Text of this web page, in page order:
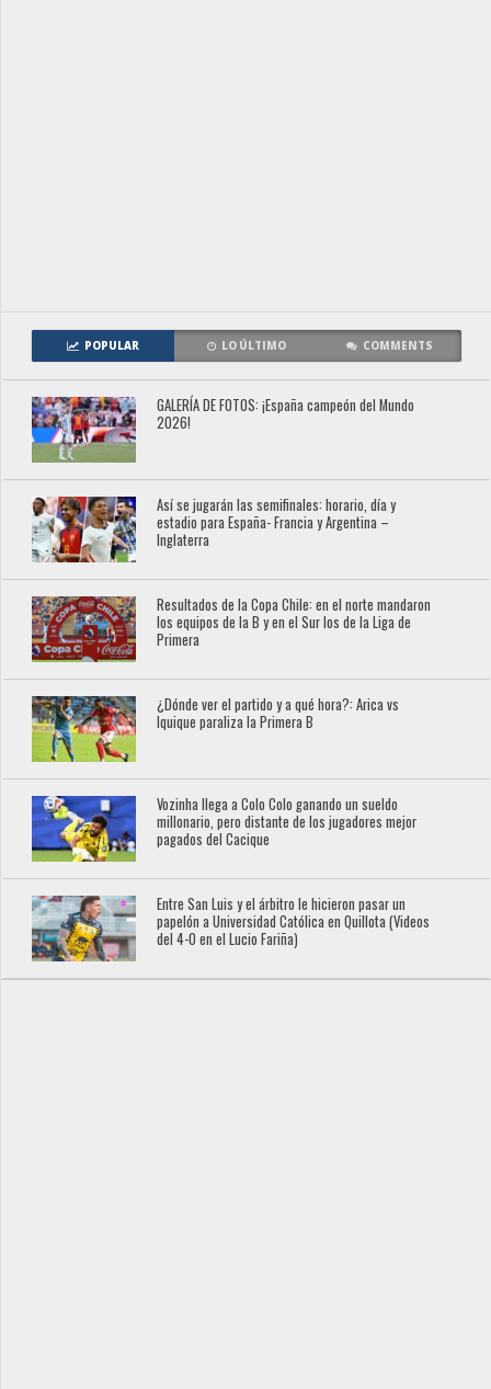
POPULAR LO ÚLTIMO COMMENTS
GALERÍA DE FOTOS: ¡España campeón del Mundo
2026!
Así se jugarán las semifinales: horario, día y
estadio para España- Francia y Argentina –
Inglaterra
Resultados de la Copa Chile: en el norte mandaron
los equipos de la B y en el Sur los de la Liga de
Primera
¿Dónde ver el partido y a qué hora?: Arica vs
Iquique paraliza la Primera B
Vozinha llega a Colo Colo ganando un sueldo
millonario, pero distante de los jugadores mejor
pagados del Cacique
Entre San Luis y el árbitro le hicieron pasar un
papelón a Universidad Católica en Quillota (Videos
del 4-0 en el Lucio Fariña)